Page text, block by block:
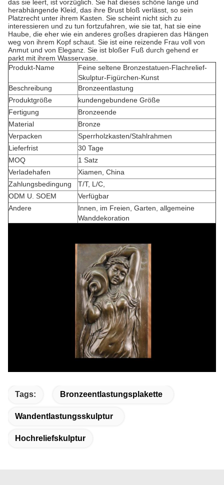
das sie leert, ist vorzüglich. Sie hat dieses schöne lange und
herabhängende Kleid, das ihre Brust bloß verlässt, so sein
Platzrecht unter ihrem Kasten. Sie scheint nicht sich zu
interessieren und zu tun fortzufahren, wie sie tat, hat sie eine
Haube, die eher wie ein anderes großes drapieren das Hängen
weg von ihrem Kopf schaut. Sie ist eine reizende Frau voll von
Anmut und von Eleganz. Sie ist bloßer Fuß durch gehend er
parkt mit ihrem Wasservase.
Produkt-Name
Feine seltene Bronzestatuen-Flachrelief-
Skulptur-Figürchen-Kunst
Beschreibung
Bronzeentlastung
Produktgröße
kundengebundene Größe
Fertigung
Bronzeende
Material
Bronze
Verpacken
Sperrholzkasten/Stahlrahmen
Lieferfrist
30 Tage
MOQ
1 Satz
Verladehafen
Xiamen, China
Zahlungsbedingung
T/T, L/C,
ODM U. SOEM
Verfügbar
Andere
Innen, im Freien, Garten, allgemeine
Wanddekoration
Tags: Bronzeentlastungsplakette
Wandentlastungsskulptur
Hochreliefskulptur